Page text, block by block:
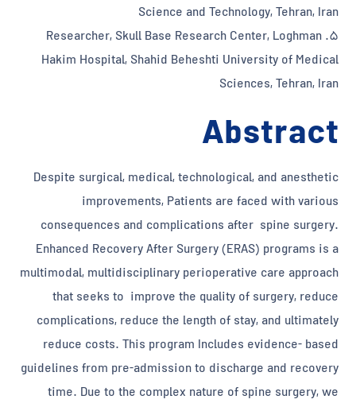
Science and Technology, Tehran, Iran
5. Researcher, Skull Base Research Center, Loghman
Hakim Hospital, Shahid Beheshti University of Medical
Sciences, Tehran, Iran
Abstract
Despite surgical, medical, technological, and anesthetic
improvements, Patients are faced with various
consequences and complications after spine surgery.
Enhanced Recovery After Surgery (ERAS) programs is a
multimodal, multidisciplinary perioperative care approach
that seeks to improve the quality of surgery, reduce
complications, reduce the length of stay, and ultimately
reduce costs. This program Includes evidence- based
guidelines from pre-admission to discharge and recovery
time. Due to the complex nature of spine surgery, we